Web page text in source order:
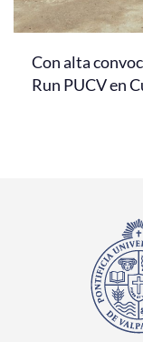
Con alta
Run PUCV en